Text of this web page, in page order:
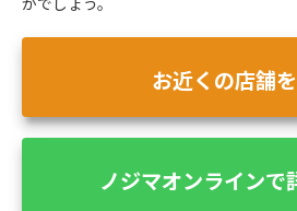
お近くの店舗
ノジマオンラインで